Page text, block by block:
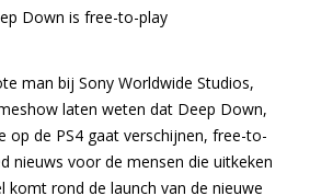
man bij Sony Worldwide Studios,
laten weten dat Deep Down,
op de PS4 gaat verschijnen, free-to-
nieuws voor de mensen die uitkeken
komt rond de launch van de nieuwe